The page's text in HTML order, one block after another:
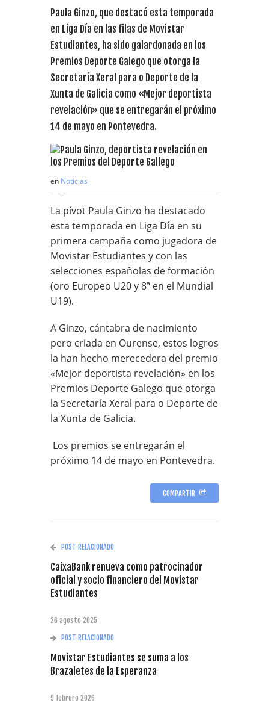
Paula Ginzo, que destacó esta temporada
en Liga Día en las filas de Movistar
Estudiantes, ha sido galardonada en los
Premios Deporte Galego que otorga la
Secretaría Xeral para o Deporte de la
Xunta de Galicia como «Mejor deportista
revelación» que se entregarán el próximo
14 de mayo en Pontevedra.
en Noticias
La pívot Paula Ginzo ha destacado
esta temporada en Liga Día en su
primera campaña como jugadora de
Movistar Estudiantes y con las
selecciones españolas de formación
(oro Europeo U20 y 8ª en el Mundial
U19).
A Ginzo, cántabra de nacimiento
pero criada en Ourense, estos logros
la han hecho merecedera del premio
«Mejor deportista revelación» en los
Premios Deporte Galego que otorga
la Secretaría Xeral para o Deporte de
la Xunta de Galicia.
Los premios se entregarán el
próximo 14 de mayo en Pontevedra.
COMPARTIR
POST RELACIONADO
CaixaBank renueva como patrocinador
oficial y socio financiero del Movistar
Estudiantes
26 agosto 2025
POST RELACIONADO
Movistar Estudiantes se suma a los
Brazaletes de la Esperanza
9 febrero 2026